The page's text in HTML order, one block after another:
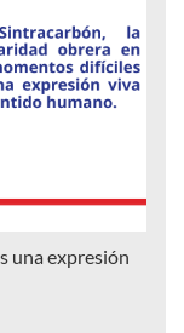
una expresión